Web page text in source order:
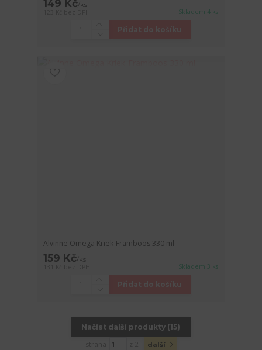
149 Kč/ks
Skladem 4 ks
Alvinne Omega Kriek-Framboos 330 ml
159 Kč/ks
Skladem 3 ks
Načíst další produkty (15)
další